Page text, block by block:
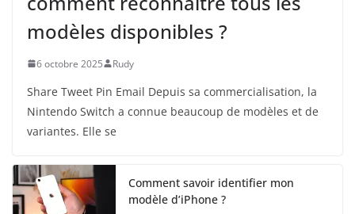
modèles disponibles ?
6 octobre 2025 Rudy
Share Tweet Pin Email Depuis sa commercialisation, la
Nintendo Switch a connue beaucoup de modèles et de
variantes. Elle se
Comment savoir identifier mon
modèle d’iPhone ?